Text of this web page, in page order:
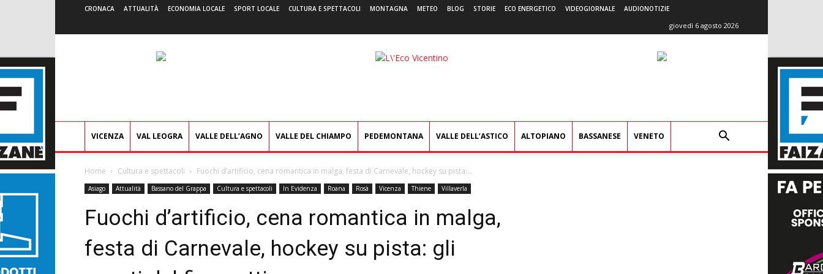
CRONACA ATTUALITÀ ECONOMIA LOCALE SPORT LOCALE CULTURA E SPETTACOLI MONTAGNA METEO BLOG STORIE ECO ENERGETICO VIDEOGIORNALE AUDIONOTIZIE
giovedì 6 agosto 2026
L'Eco
VICENZA VAL LEOGRA VALLE DELL’AGNO VALLE DEL CHIAMPO PEDEMONTANA VALLE DELL’ASTICO ALTOPIANO BASSANESE VENETO
Home Cultura e spettacoli Fuochi d’artificio, cena romantica in malga, festa di Carnevale, hockey su pista:...
Asiago Attualità Bassano del Grappa Cultura e spettacoli In Evidenza Roana Rosà Vicenza Thiene Villaverla
Fuochi d’artificio, cena romantica in malga,
festa di Carnevale, hockey su pista: gli